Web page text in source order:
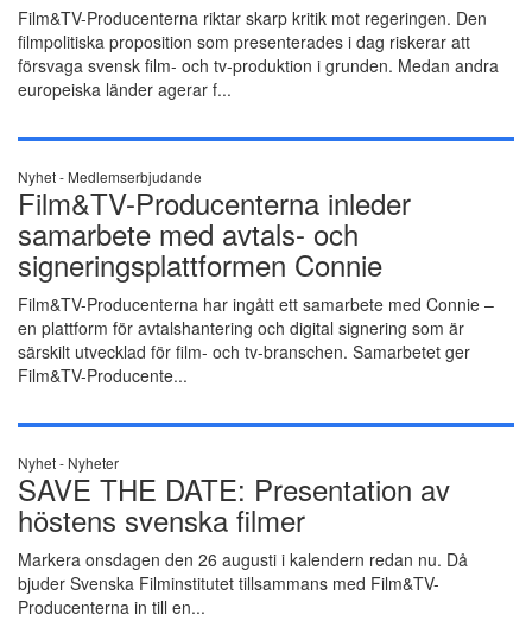
Film&TV-Producenterna riktar skarp kritik mot regeringen. Den
filmpolitiska proposition som presenterades i dag riskerar att
försvaga svensk film- och tv-produktion i grunden. Medan andra
europeiska länder agerar f...
Nyhet - Medlemserbjudande
Film&TV-Producenterna inleder
samarbete med avtals- och
signeringsplattformen Connie
Film&TV-Producenterna har ingått ett samarbete med Connie –
en plattform för avtalshantering och digital signering som är
särskilt utvecklad för film- och tv-branschen. Samarbetet ger
Film&TV-Producente...
Nyhet - Nyheter
SAVE THE DATE: Presentation av
höstens svenska filmer
Markera onsdagen den 26 augusti i kalendern redan nu. Då
bjuder Svenska Filminstitutet tillsammans med Film&TV-
Producenterna in till en...